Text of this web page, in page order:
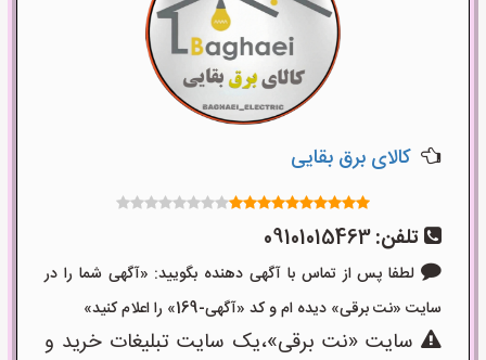
کالای برق بقایی
تلفن:09101015463
لطفا پس از تماس با آگهی دهنده بگویید: «آگهی شما را در
سایت «نت برقی» دیده ام و کد «آگهی-169» را اعلام کنید»
سایت «نت برقی»،یک سایت تبلیغات خرید و